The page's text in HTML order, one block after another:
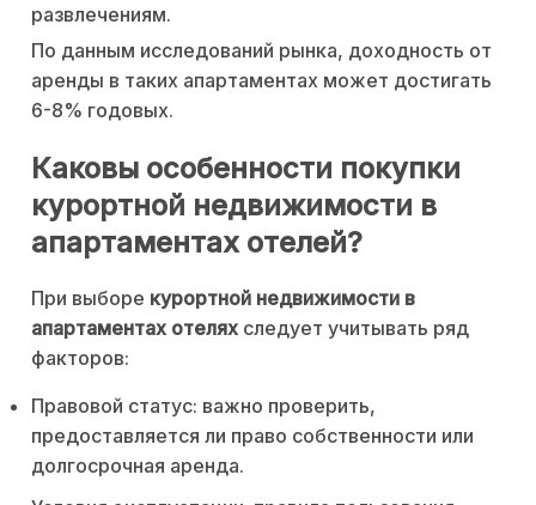
развлечениям.
По данным исследований рынка, доходность от
аренды в таких апартаментах может достигать
6-8% годовых.
Каковы особенности покупки
курортной недвижимости в
апартаментах отелей?
При выборе курортной недвижимости в
апартаментах отелях следует учитывать ряд
факторов:
Правовой статус: важно проверить,
предоставляется ли право собственности или
долгосрочная аренда.